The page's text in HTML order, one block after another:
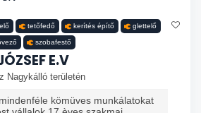
tetőfedő kerítés építő glettelő
szobafestő
E.V
Nagykálló területén
kömüves munkálatokat